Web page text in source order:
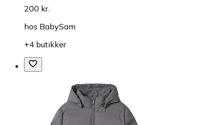
200 kr.
hos BabySam
+4 butikker